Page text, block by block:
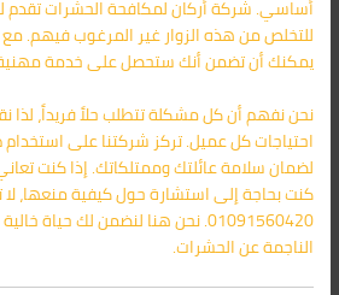
أساسي. شركة أركان لمكافحة الحشرات تقدم
للتخلص من هذه الزوار غير المرغوب فيهم.
يمكنك أن تضمن أنك ستحصل على خدمة مهنية
نحن نفهم أن كل مشكلة تتطلب حلاً فريداً،
احتياجات كل عميل. تركز شركتنا على
لضمان سلامة عائلتك وممتلكاتك. إذا كنت
كنت بحاجة إلى استشارة حول كيفية منعها، لا
01091560420. نحن هنا لنضمن لك
الناجمة عن الحشرات.